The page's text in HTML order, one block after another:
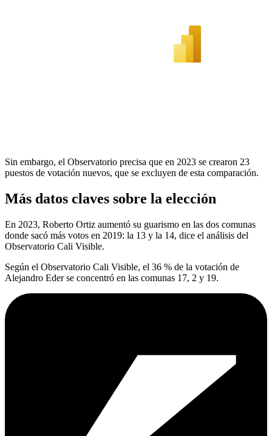
Sin embargo, el Observatorio precisa que en 2023 se crearon 23
puestos de votación nuevos, que se excluyen de esta comparación.
Más datos claves sobre la elección
En 2023, Roberto Ortiz aumentó su guarismo en las dos comunas
donde sacó más votos en 2019: la 13 y la 14, dice el análisis del
Observatorio Cali Visible.
Según el Observatorio Cali Visible, el 36 % de la votación de
Alejandro Eder se concentró en las comunas 17, 2 y 19.